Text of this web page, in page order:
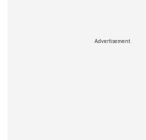
Advertisement